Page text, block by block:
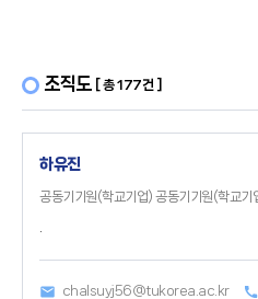
조직도 [ 총 177건 ]
하유진
공동기기원(학교기업) 공동기기원(학교기
chalsuyj56@tukorea.ac.kr